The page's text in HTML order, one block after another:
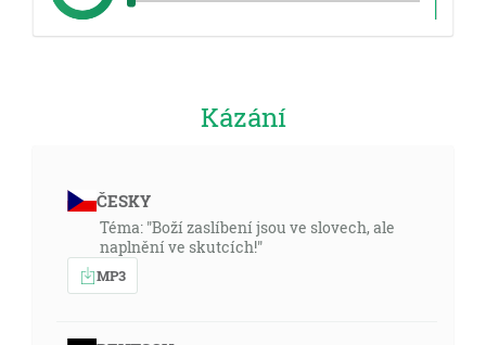
Kázání
ČESKY
Téma: "Boží zaslíbení jsou ve slovech, ale
naplnění ve skutcích!"
MP3